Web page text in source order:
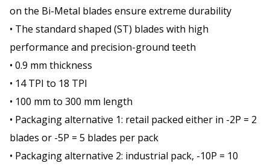
on the Bi-Metal blades ensure extreme durability
• The standard shaped (ST) blades with high
performance and precision-ground teeth
• 0.9 mm thickness
• 14 TPI to 18 TPI
• 100 mm to 300 mm length
• Packaging alternative 1: retail packed either in -2P = 2
blades or -5P = 5 blades per pack
• Packaging alternative 2: industrial pack, -10P = 10